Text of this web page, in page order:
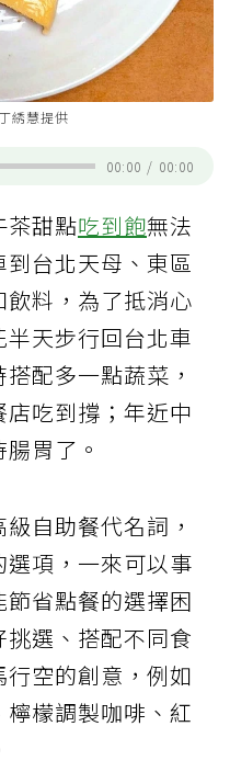
綉慧提供
00:00 / 00:00
茶甜點吃到飽無法
台北天母、東區
料，為了抵消心
天步行回台北車
配多一點蔬菜，
吃到撐；年近中
胃了。
自助餐代名詞，
項，一來可以事
省點餐的選擇困
選、搭配不同食
空的創意，例如
檬調製咖啡、紅